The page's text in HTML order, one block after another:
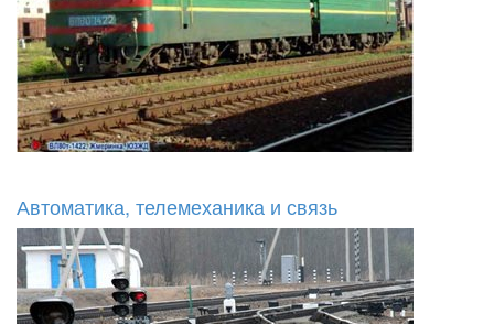
Автоматика, телемеханика и связь